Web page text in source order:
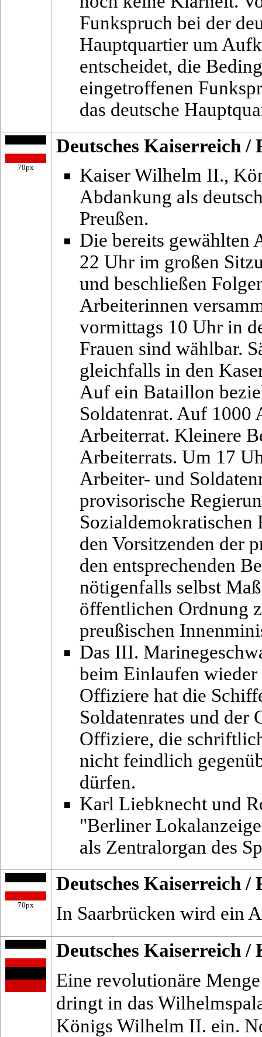
Funkspruch bei der
Hauptquartier um
entscheidet, die
eingetroffenen
das deutsche
70px
Deutsches Kaiserreich /
Kaiser Wilhelm II.,
Abdankung als
Preußen.
Die bereits gewählten
22 Uhr im großen
und beschließen
Arbeiterinnen
vormittags 10 Uhr in
Frauen sind wählbar.
gleichfalls in den
Auf ein Bataillon
Soldatenrat. Auf
Arbeiterrat. Kleinere
Arbeiterrats. Um 17
Arbeiter- und
provisorische
Sozialdemokratischen
den Vorsitzenden der
den entsprechenden
nötigenfalls selbst
öffentlichen Ordnung
preußischen
Das III.
beim Einlaufen
Offiziere hat die
Soldatenrates und der
Offiziere, die
nicht feindlich
dürfen.
Karl Liebknecht und
"Berliner
als Zentralorgan des
70px
Deutsches Kaiserreich /
In Saarbrücken wird ein
Deutsches Kaiserreich /
Eine revolutionäre
dringt in das
Königs Wilhelm II. ein.